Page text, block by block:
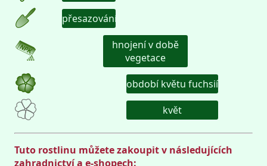
přesazování
hnojení v době
vegetace
období květu fuchsií
květ
Tuto rostlinu můžete zakoupit v následujících
zahradnictví a e-shopech: